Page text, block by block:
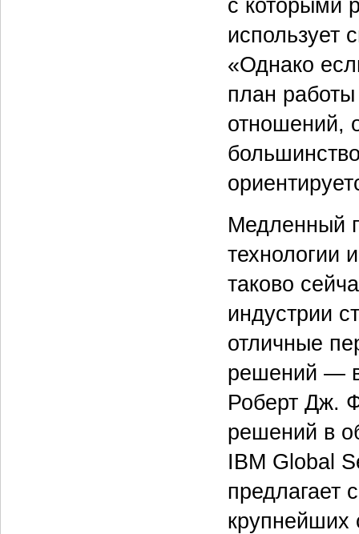
с которыми
использует
«Однако
план работы
отношений,
Медленный
технологии
таково
индустрии
отличные
решений —
Роберт Дж.
решений в
IBM Global
предлагает